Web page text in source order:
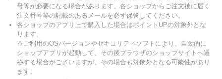
号等が必要になる場合があります。各ショップからご注文後に届く
注文番号等の記載のあるメールを必ず保管してください。
各ショップのアプリ上で購入した場合はポイントUPの対象外とな
ります。
※ご利用のOSバージョンやセキュリティソフトにより、自動的に
ショップアプリが起動して、その後ブラウザのショップサイトへ遷
移する場合がございますが、その場合も対象外となる可能性があり
ます。